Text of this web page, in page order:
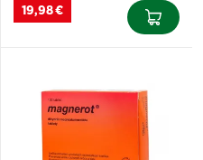
19,98 €